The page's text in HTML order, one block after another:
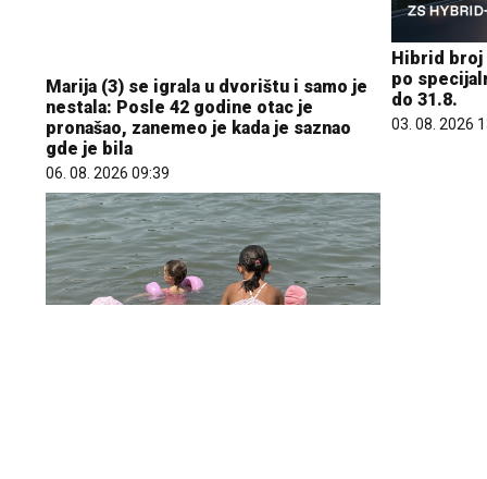
pronašao, zanemeo je kada je saznao
gde je bila
06. 08. 2026 09:39
Hibrid broj
po
do 31.8.
03. 08. 2026